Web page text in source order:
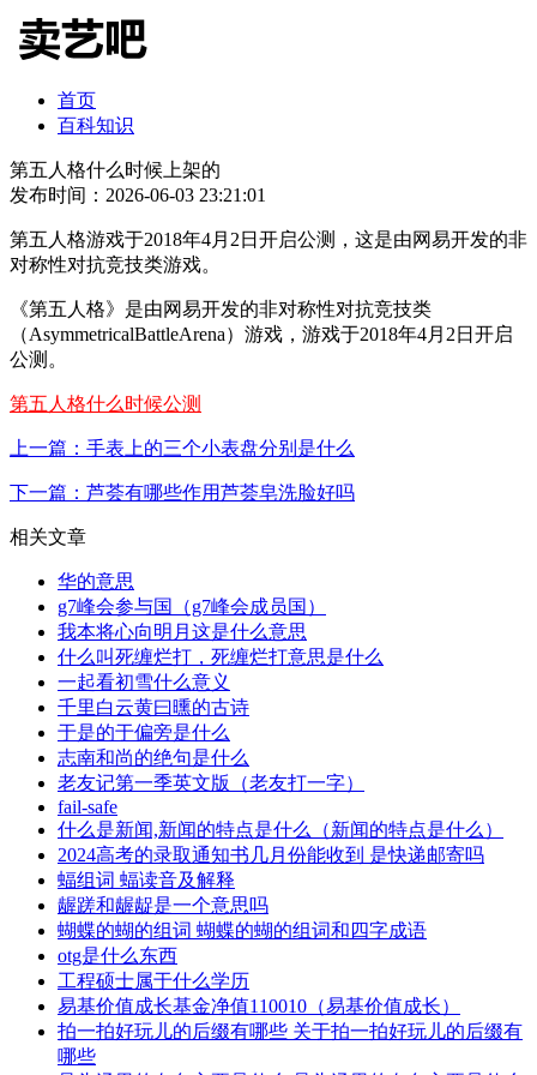
首页
百科知识
第五人格什么时候上架的
发布时间：2026-06-03 23:21:01
第五人格游戏于2018年4月2日开启公测，这是由网易开发的非
对称性对抗竞技类游戏。
《第五人格》是由网易开发的非对称性对抗竞技类
（AsymmetricalBattleArena）游戏，游戏于2018年4月2日开启
公测。
第五人格什么时候公测
上一篇：手表上的三个小表盘分别是什么
下一篇：芦荟有哪些作用芦荟皂洗脸好吗
相关文章
华的意思
g7峰会参与国（g7峰会成员国）
我本将心向明月这是什么意思
什么叫死缠烂打，死缠烂打意思是什么
一起看初雪什么意义
千里白云黄曰曛的古诗
于是的于偏旁是什么
志南和尚的绝句是什么
老友记第一季英文版（老友打一字）
fail-safe
什么是新闻,新闻的特点是什么（新闻的特点是什么）
2024高考的录取通知书几月份能收到 是快递邮寄吗
蝠组词 蝠读音及解释
龌蹉和龌龊是一个意思吗
蝴蝶的蝴的组词 蝴蝶的蝴的组词和四字成语
otg是什么东西
工程硕士属于什么学历
易基价值成长基金净值110010（易基价值成长）
拍一拍好玩儿的后缀有哪些 关于拍一拍好玩儿的后缀有
哪些